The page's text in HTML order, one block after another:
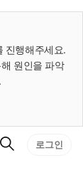
진행해주세요.
원인을 파악
검
로그인